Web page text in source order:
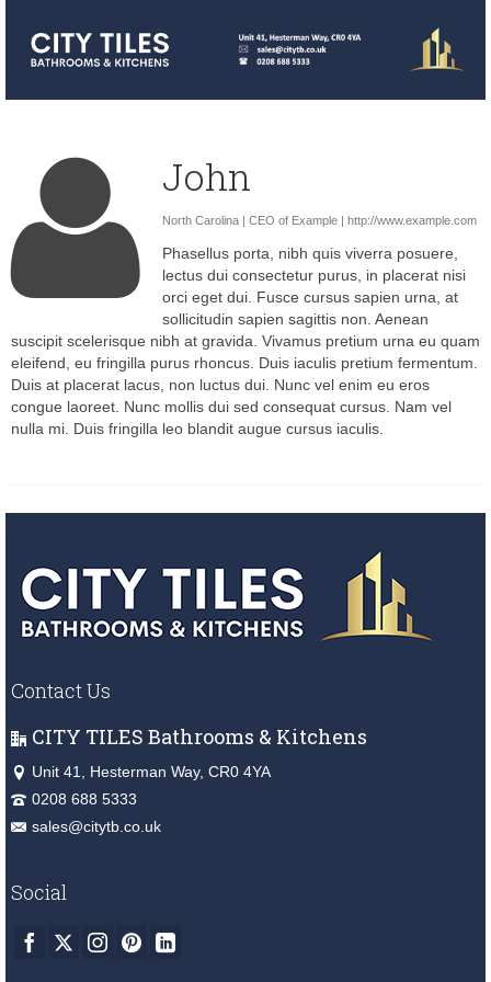
John
North Carolina | CEO of Example | http://www.example.com
Phasellus porta, nibh quis viverra posuere,
lectus dui consectetur purus, in placerat nisi
orci eget dui. Fusce cursus sapien urna, at
sollicitudin sapien sagittis non. Aenean
suscipit scelerisque nibh at gravida. Vivamus pretium urna eu quam
eleifend, eu fringilla purus rhoncus. Duis iaculis pretium fermentum.
Duis at placerat lacus, non luctus dui. Nunc vel enim eu eros
congue laoreet. Nunc mollis dui sed consequat cursus. Nam vel
nulla mi. Duis fringilla leo blandit augue cursus iaculis.
Contact Us
CITY TILES Bathrooms & Kitchens
Unit 41, Hesterman Way, CR0 4YA
0208 688 5333
sales@citytb.co.uk
Social